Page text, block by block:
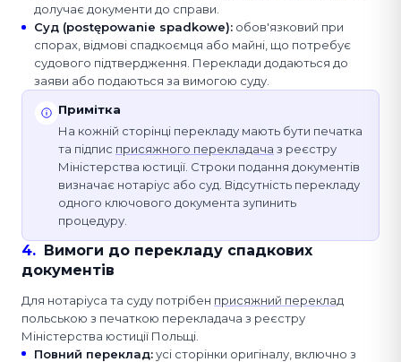
долучає документи до справи.
Суд (postępowanie spadkowe): обов'язковий при
спорах, відмові спадкоємця або майні, що потребує
судового підтвердження. Переклади додаються до
заяви або подаються за вимогою суду.
Примітка
На кожній сторінці перекладу мають бути печатка
та підпис присяжного перекладача з реєстру
Міністерства юстиції. Строки подання документів
визначає нотаріус або суд. Відсутність перекладу
одного ключового документа зупинить
процедуру.
4. Вимоги до перекладу спадкових
документів
Для нотаріуса та суду потрібен присяжний переклад
польською з печаткою перекладача з реєстру
Міністерства юстиції Польщі.
Повний переклад:усі сторінки оригіналу, включно з